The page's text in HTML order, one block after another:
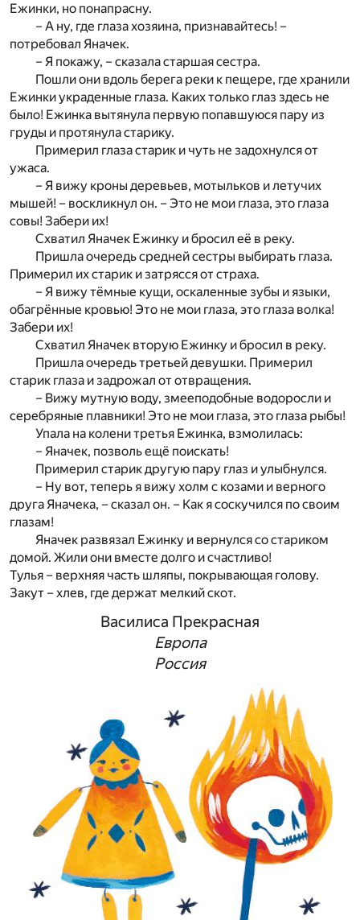
Ежинки, но понапрасну.
– А ну, где глаза хозяина, признавайтесь! –
потребовал Яначек.
– Я покажу, – сказала старшая сестра.
Пошли они вдоль берега реки к пещере, где хранили
Ежинки украденные глаза. Каких только глаз здесь не
было! Ежинка вытянула первую попавшуюся пару из
груды и протянула старику.
Примерил глаза старик и чуть не задохнулся от
ужаса.
– Я вижу кроны деревьев, мотыльков и летучих
мышей! – воскликнул он. – Это не мои глаза, это глаза
совы! Забери их!
Схватил Яначек Ежинку и бросил её в реку.
Пришла очередь средней сестры выбирать глаза.
Примерил их старик и затрясся от страха.
– Я вижу тёмные кущи, оскаленные зубы и языки,
обагрённые кровью! Это не мои глаза, это глаза волка!
Забери их!
Схватил Яначек вторую Ежинку и бросил в реку.
Пришла очередь третьей девушки. Примерил
старик глаза и задрожал от отвращения.
– Вижу мутную воду, змееподобные водоросли и
серебряные плавники! Это не мои глаза, это глаза рыбы!
Упала на колени третья Ежинка, взмолилась:
– Яначек, позволь ещё поискать!
Примерил старик другую пару глаз и улыбнулся.
– Ну вот, теперь я вижу холм с козами и верного
друга Яначека, – сказал он. – Как я соскучился по своим
глазам!
Яначек развязал Ежинку и вернулся со стариком
домой. Жили они вместе долго и счастливо!
Тулья – верхняя часть шляпы, покрывающая голову.
Закут – хлев, где держат мелкий скот.
Василиса Прекрасная
Европа
Россия